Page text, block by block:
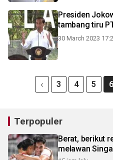
Presiden
tambang tiru
30 March 2023
3 4 5 6
Terpopuler
Berat, berikut
melawan